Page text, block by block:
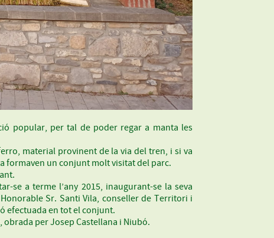
popular, per tal de poder regar a manta les
material provinent de la via del tren, i si va
formaven un conjunt molt visitat del parc.
se a terme l’any 2015, inaugurant-se la seva
Sr. Santi Vila, conseller de Territori i
efectuada en tot el conjunt.
per Josep Castellana i Niubó.